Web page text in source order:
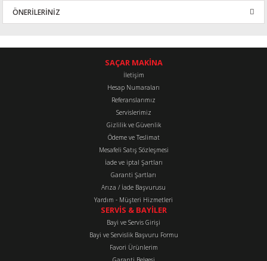
ÖNERİLERİNİZ
konularda yetersiz gördüğünüz noktaları öneri formunu kullanarak
Görüş ve önerileriniz için teşekkür ederiz.
Ürün resmi kalitesiz, bozuk veya görüntülenemiyor.
Ürün bilgilerinde hatalar bulunuyor.
Ürün fiyatı diğer sitelerden daha pahalı.
Bu ürüne benzer farklı alternatifler olmalı.
Gönder
SAÇAR MAKİNA
İletişim
Hesap Numaraları
Referanslarımız
Servislerimiz
Gizlilik ve Güvenlik
Ödeme ve Teslimat
Mesafeli Satış Sözleşmesi
İade ve iptal Şartları
Garanti Şartları
Arıza / İade Başvurusu
Yardım - Müşteri Hizmetleri
SERVİS & BAYİLER
Bayi ve Servis Girişi
Bayi ve Servislik Başvuru Formu
Favori Ürünlerim